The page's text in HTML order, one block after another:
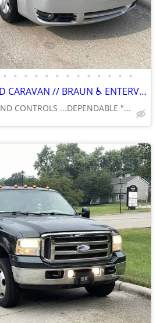
• • • • • • • • • • • • •
♿2OO8 DODGE GRAND CARAVAN // BRAUN ♿ ENTERVAN - WHEELCHAIR VAN
WITH HAND CONTROLS ...DEPENDABLE "ENTERVAN" ★AFFORDABLE